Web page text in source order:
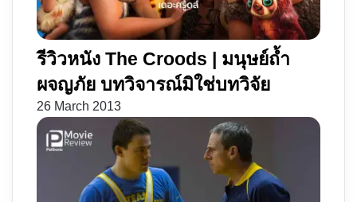
รีวิวหนัง The Croods | มนุษย์ถ้ำ
ผจญภัย บทวิจารณ์มิใช่บทวิจัย
26 March 2013